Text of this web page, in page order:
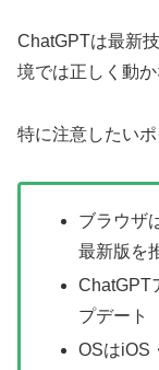
ChatGPTは最新
境では正しく動か
特に注意したいポ
ブラウザ
最新版を
ChatGPT
プデート
OSはiOS